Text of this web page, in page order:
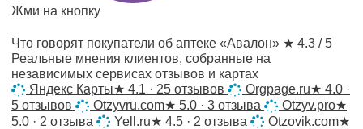
Жми на кнопку
Что говорят покупатели об аптеке «Авалон» ★ 4.3 / 5
Реальные мнения клиентов, собранные на
независимых сервисах отзывов и картах
Яндекс Карты★ 4.1 · 25 отзывов Orgpage.ru★ 4.0 ·
5 отзывов
Otzyvru.com★ 5.0 · 3 отзыва Otzyv.pro★
5.0 · 2 отзыва
Yell.ru★ 4.5 · 2 отзыва Otzovik.com★